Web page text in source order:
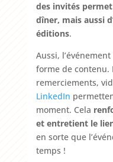
des invités
dîner, mais aussi
éditions.
Aussi,
forme de contenu.
remerciements,
LinkedIn
moment. Cela
et entretient le
en sorte que
temps !